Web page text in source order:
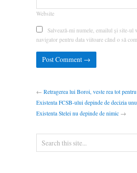
Website
Salvează-mi numele, emailul și site-ul
navigator pentru data viitoare când o să
← Retragerea lui Boroi, veste rea tot
Existenta FCSB-ului depinde de decizia
Existenta Stelei nu depinde de nimic →